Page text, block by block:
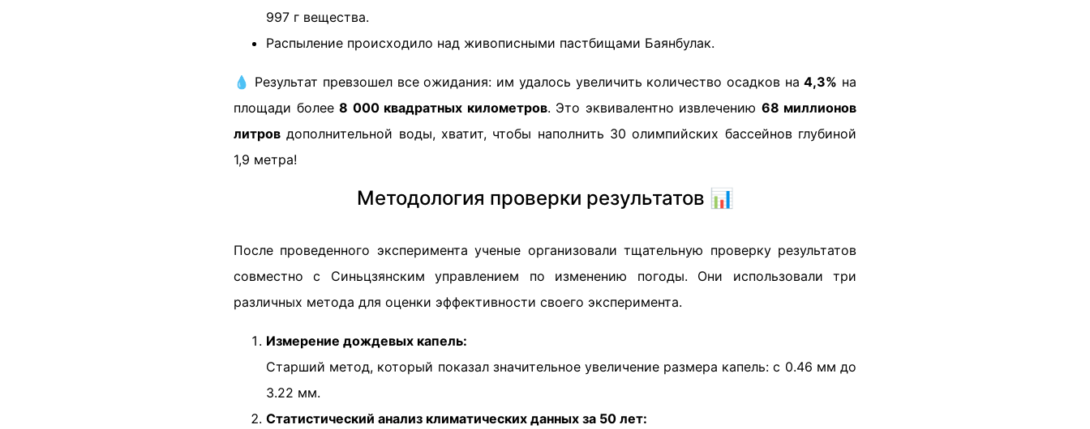
997 г вещества.
Распыление происходило над живописными пастбищами Баянбулак.
💧 Результат превзошел все ожидания: им удалось увеличить количество осадков на4,3% на
площади более 8 000 квадратных километров. Это эквивалентно извлечению 68 миллионов
литров дополнительной воды, хватит, чтобы наполнить 30 олимпийских бассейнов глубиной
1,9 метра!
Методология проверки результатов 📊
После проведенного эксперимента ученые организовали тщательную проверку результатов
совместно с Синьцзянским управлением по изменению погоды. Они использовали три
различных метода для оценки эффективности своего эксперимента.
Измерение дождевых капель:
Старший метод, который показал значительное увеличение размера капель: с 0.46 мм до
3.22 мм.
Статистический анализ климатических данных за 50 лет: